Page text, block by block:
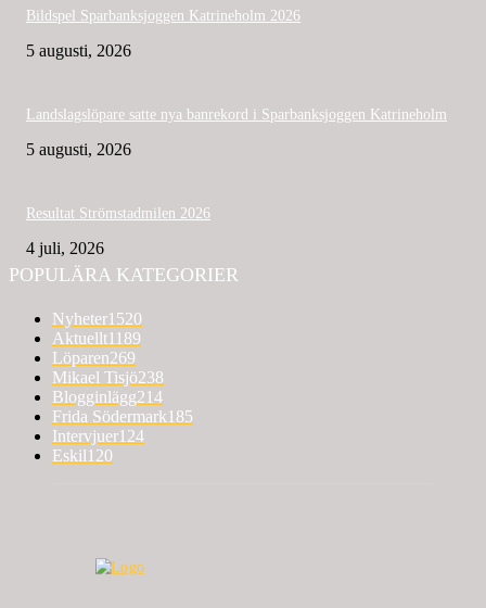
Bildspel Sparbanksjoggen Katrineholm 2026
5 augusti, 2026
Landslagslöpare satte nya banrekord i Sparbanksjoggen Katrineholm
5 augusti, 2026
Resultat Strömstadmilen 2026
4 juli, 2026
POPULÄRA KATEGORIER
Nyheter1520
Aktuellt1189
Löparen269
Mikael Tisjö238
Blogginlägg214
Frida Södermark185
Intervjuer124
Eskil120